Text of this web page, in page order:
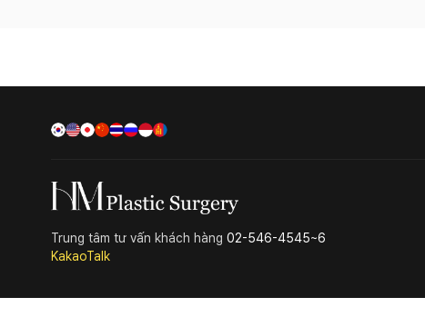
Trung tâm tư vấn khách hàng 02-546-4545~6
KakaoTalk